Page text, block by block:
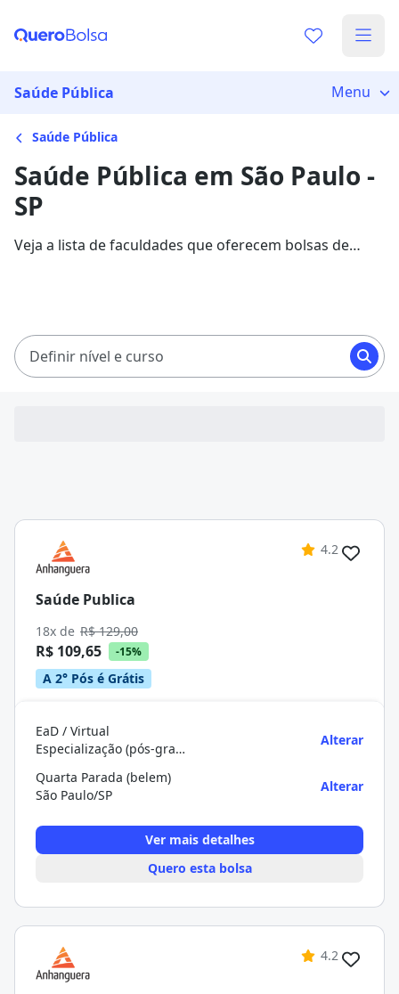
Saúde Pública Menu
Saúde Pública
Saúde Pública em São Paulo -
SP
Veja a lista de faculdades que oferecem bolsas de
Definir nível e curso
4.2
Saúde Publica
18x de R$ 129,00
R$ 109,65 -15%
A 2° Pós é Grátis
EaD / Virtual
Especialização (pós-graduação)
Alterar
Quarta Parada (belem)
São Paulo/SP
Alterar
Ver mais detalhes
Quero esta bolsa
4.2